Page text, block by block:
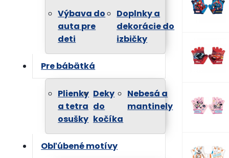
Výbava do
auta pre
deti
Doplnky a
dekorácie do
izbičky
Pre bábätká
Plienky
a tetra
osušky
Deky
do
kočíka
Nebesá a
mantinely
Obľúbené motívy